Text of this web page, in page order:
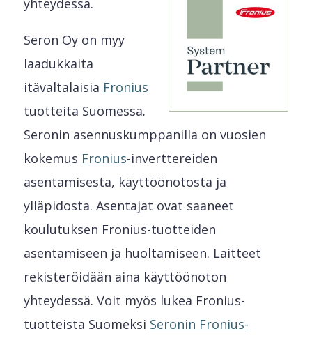
yhteydessä.
Seron Oy on myy
laadukkaita
itävaltalaisia Fronius
tuotteita Suomessa.
Seronin asennuskumppanilla on vuosien
kokemus Fronius-inverttereiden
asentamisesta, käyttöönotosta ja
ylläpidosta. Asentajat ovat saaneet
koulutuksen Fronius-tuotteiden
asentamiseen ja huoltamiseen. Laitteet
rekisteröidään aina käyttöönoton
yhteydessä. Voit myös lukea Fronius-
tuotteista Suomeksi Seronin Fronius-